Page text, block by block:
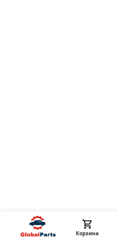
Корзина